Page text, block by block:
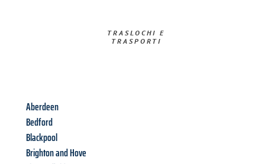
TRASLOCHI E
TRASPORTI​
Aberdeen
Bedford
Blackpool
Brighton and Hove